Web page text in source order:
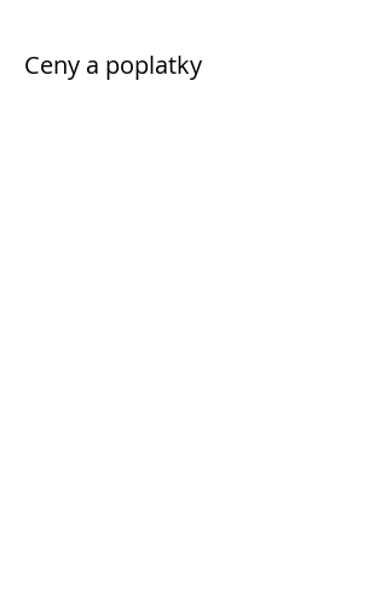
Ceny a poplatky